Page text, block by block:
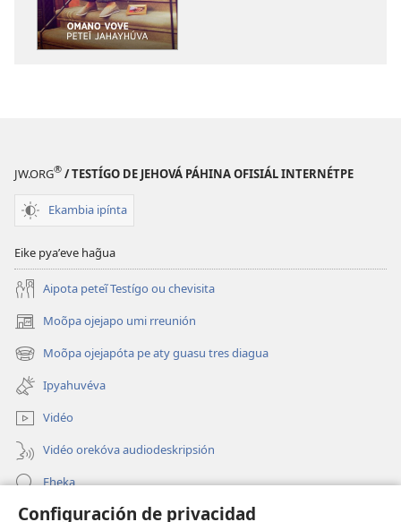
Configuración de privacidad
JW.ORG® / TESTÍGO DE JEHOVÁ PÁHINA OFISIÁL INTERNÉTPE
Ekambia ipínta
Eike pyaʼeve hag̃ua
Aipota peteĩ Testígo ou chevisita
Moõpa ojejapo umi rreunión
(abre
una
nueva
ventana)
Moõpa ojejapóta pe aty guasu tres diagua
(abre
una
nueva
ventana)
Ipyahuvéva
Vidéo
Vidéo orekóva audiodeskripsión
Eheka
Ayuda